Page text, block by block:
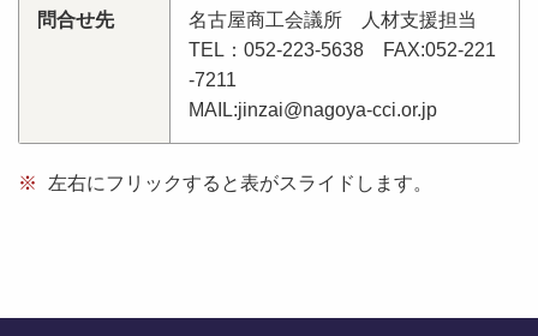
問合せ先
名古屋商工会議所 人材支援担当
TEL：052-223-5638 FAX:052-221
-7211
MAIL:jinzai@nagoya-cci.or.jp
※ 左右にフリックすると表がスライドします。